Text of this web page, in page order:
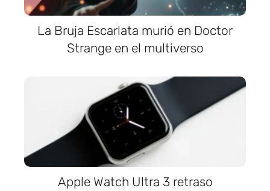
La Bruja Escarlata murió en Doctor
Strange en el multiverso
Apple Watch Ultra 3 retraso